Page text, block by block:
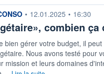
• 12.01.2025 • 16:30
combien ça
bien gérer votre budget, il
Nous avons testé pour
mission et leurs domaines